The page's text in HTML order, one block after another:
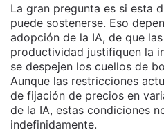
La gran pregunta es si esta
puede sostenerse. Eso
adopción de la IA, de que
productividad justifiquen la
se despejen los cuellos de
Aunque las restricciones
de fijación de precios en
de la IA, estas condiciones
indefinidamente.